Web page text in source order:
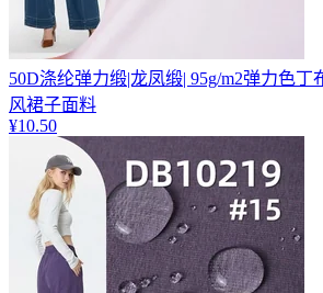
50D涤纶弹力缎|龙凤缎| 95g/m2弹力色丁
风裙子面料
¥10.50